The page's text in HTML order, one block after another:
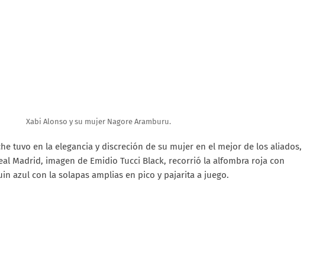
Xabi Alonso y su mujer Nagore Aramburu.
tuvo en la elegancia y discreción de su mujer en el mejor de los aliados,
Madrid, imagen de Emidio Tucci Black, recorrió la alfombra roja con
azul con la solapas amplias en pico y pajarita a juego.